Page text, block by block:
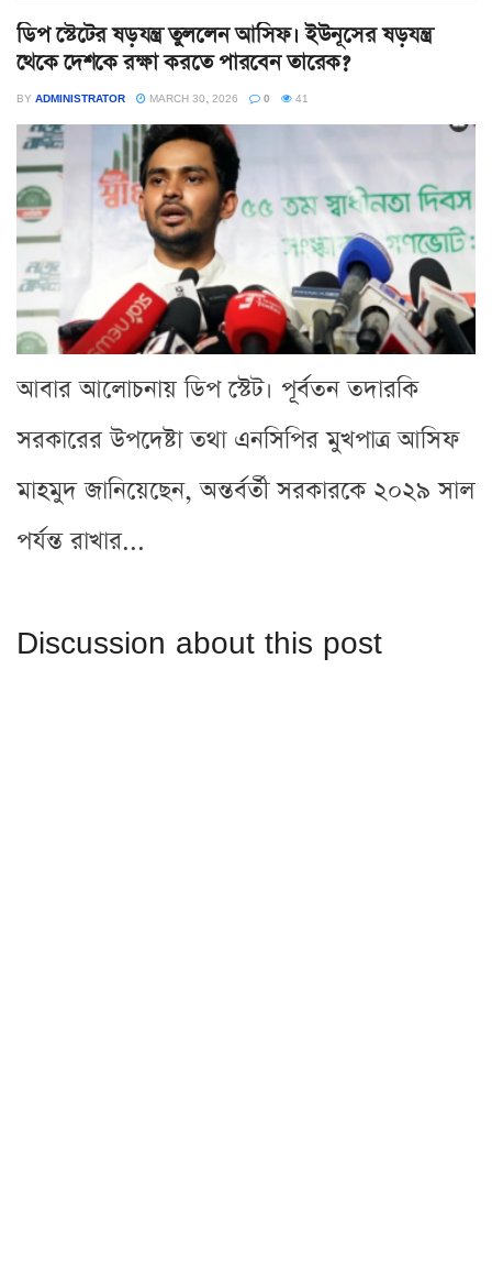
ডিপ স্টেটের ষড়যন্ত্র তুললেন আসিফ। ইউনূসের ষড়যন্ত্র
থেকে দেশকে রক্ষা করতে পারবেন তারেক?
BY ADMINISTRATOR MARCH 30, 2026 0 41
আবার আলোচনায় ডিপ স্টেট। পূর্বতন তদারকি
সরকারের উপদেষ্টা তথা এনসিপির মুখপাত্র আসিফ
মাহমুদ জানিয়েছেন, অন্তর্বর্তী সরকারকে ২০২৯ সাল
পর্যন্ত রাখার...
Discussion about this post